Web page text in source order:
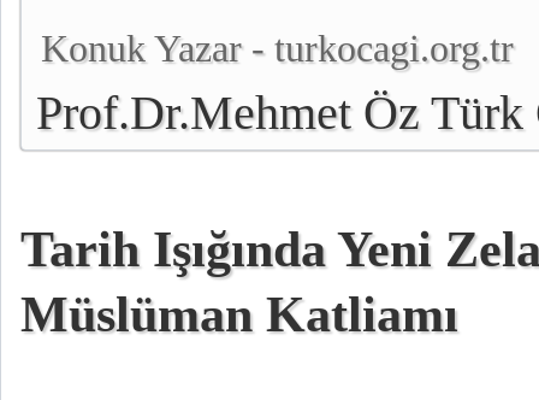
Konuk Yazar - turkocagi.org.tr
Prof.Dr.Mehmet Öz Türk
Tarih Işığında Yeni
Müslüman Katliamı